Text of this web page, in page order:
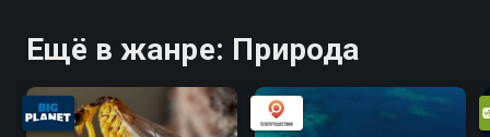
Ещё в жанре: Природа